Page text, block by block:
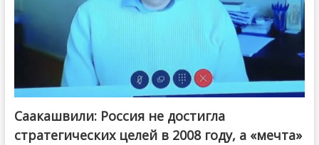
Саакашвили: Россия не достигла
стратегических целей в 2008 году, а «мечта»